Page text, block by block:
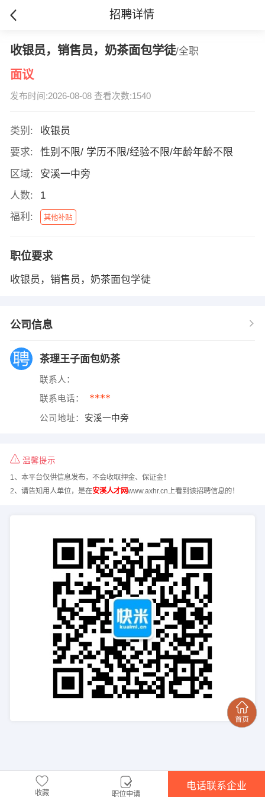
招聘详情
收银员，销售员，奶茶面包学徒/全职
面议
发布时间:2026-08-08 查看次数:1540
类别:
收银员
要求:
性别不限/ 学历不限/经验不限/年龄年龄不限
区域:
安溪一中旁
人数:
1
福利:
其他补贴
职位要求
收银员，销售员，奶茶面包学徒
公司信息
茶理王子面包奶茶
联系人：
联系电话： ****
公司地址： 安溪一中旁
温馨提示
1、本平台仅供信息发布，不会收取押金、保证金！
2、请告知用人单位，是在安溪人才网www.axhr.cn上看到该招聘信息的！
收藏 职位申请
电话联系企业